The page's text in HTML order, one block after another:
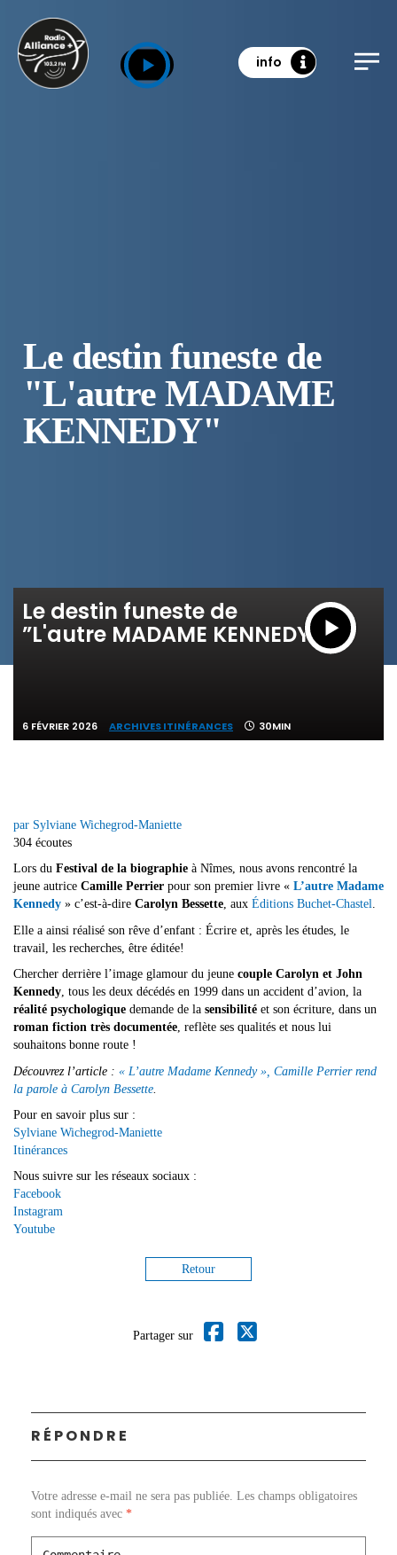
info
Le destin funeste de
"L'autre MADAME
KENNEDY"
Le destin funeste de
”L'autre MADAME KENNEDY”
6 FÉVRIER 2026 ARCHIVES ITINÉRANCES 30MIN
par Sylviane Wichegrod-Maniette
304 écoutes
Lors du Festival de la biographie à Nîmes, nous avons rencontré la
jeune autrice Camille Perrier pour son premier livre « L’autre Madame
Kennedy » c’est-à-dire Carolyn Bessette, aux Éditions Buchet-Chastel.
Elle a ainsi réalisé son rêve d’enfant : Écrire et, après les études, le
travail, les recherches, être éditée!
Chercher derrière l’image glamour du jeune couple Carolyn et John
Kennedy, tous les deux décédés en 1999 dans un accident d’avion, la
réalité psychologique demande de la sensibilité et son écriture, dans un
roman fiction très documentée, reflète ses qualités et nous lui
souhaitons bonne route !
Découvrez l’article : « L’autre Madame Kennedy », Camille Perrier rend
la parole à Carolyn Bessette
Pour en savoir plus sur :
Sylviane Wichegrod-Maniette
Itinérances
Nous suivre sur les réseaux sociaux :
Facebook
Instagram
Youtube
Retour
Partager sur
RÉPONDRE
Votre adresse e-mail ne sera pas publiée. Les champs obligatoires
sont indiqués avec *